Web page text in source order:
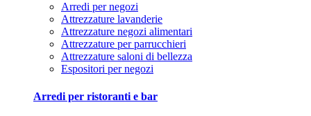
Arredi per negozi
Attrezzature lavanderie
Attrezzature negozi alimentari
Attrezzature per parrucchieri
Attrezzature saloni di bellezza
Espositori per negozi
Arredi per ristoranti e bar